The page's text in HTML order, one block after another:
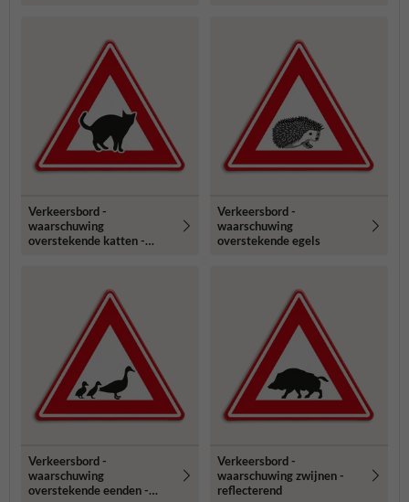
Verkeersbord -
waarschuwing
overstekende katten -
Verkeersbord -
waarschuwing
overstekende egels
Verkeersbord -
waarschuwing
overstekende eenden -
Verkeersbord -
waarschuwing zwijnen -
reflecterend